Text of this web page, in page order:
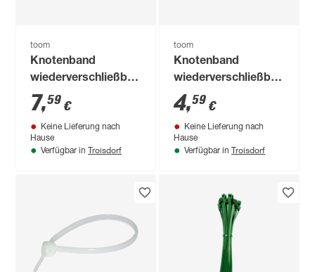
toom
Knotenband
wiederverschließbar
weiß 180 mm 100
Stück
7,59 €
Keine Lieferung nach
Hause
Verfügbar in Troisdorf
toom
Knotenband
wiederverschließbar
weiß 120 mm 100
Stück
4,59 €
Keine Lieferung nach
Hause
Verfügbar in Troisdorf